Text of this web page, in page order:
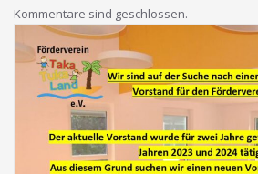
Kommentare sind geschlossen.